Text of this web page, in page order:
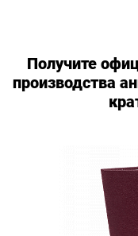
Получите
производства